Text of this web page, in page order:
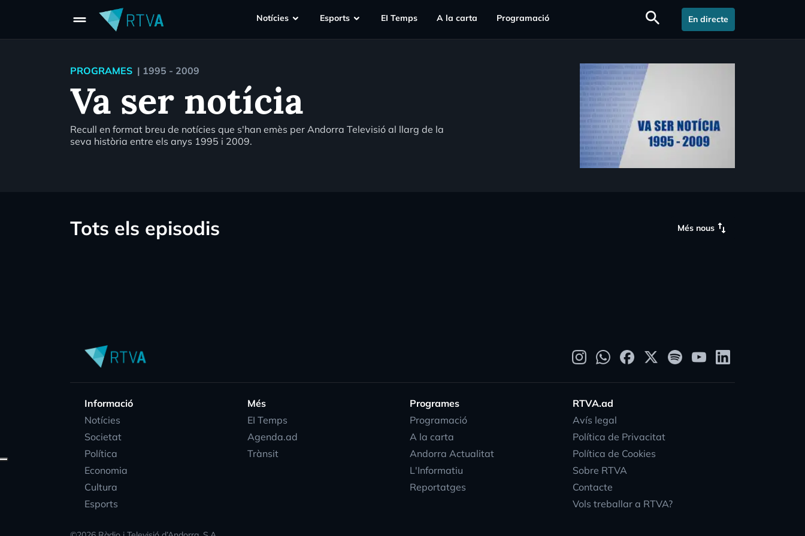
drag_handle Notícies Esports EI Temps A la carta Programació search En directe
PROGRAMES | 1995 - 2009
Va ser notícia
Recull en format breu de notícies que s'han emès per Andorra Televisió al llarg de la
seva història entre els anys 1995 i 2009.
Tots els episodis Més nous swap_vert
Informació
Notícies
Societat
Política
Economia
Cultura
Esports
Més
EI Temps
Agenda.ad
Trànsit
Programes
Programació
A la carta
Andorra Actualitat
L'Informatiu
Reportatges
RTVA.ad
Avís legal
Política de Privacitat
Política de Cookies
Sobre RTVA
Contacte
Vols treballar a RTVA?